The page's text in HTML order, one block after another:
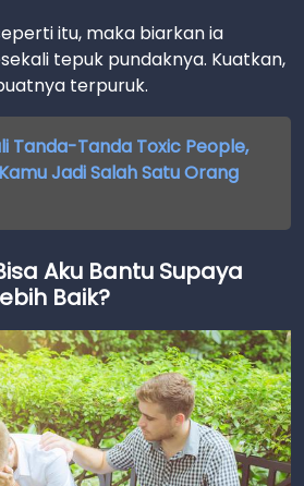
itu, maka biarkan ia
tepuk pundaknya. Kuatkan,
terpuruk.
Tanda-Tanda Toxic People,
Jadi Salah Satu Orang
Aku Bantu Supaya
Baik?